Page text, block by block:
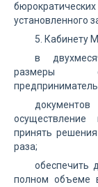
установленного
5. Кабинету
в
размеры
осуществление
принять
раза;
обеспечить
полном объеме